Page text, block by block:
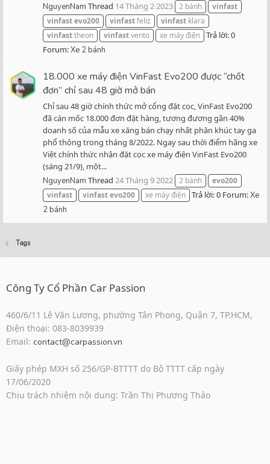
NguyenNam Thread 14 Tháng 2 2023 2 bánh
vinfast
vinfastevo200 vinfastfeliz vinfast klara
vinfasttheon vinfastvento xe máy điện Trả lời: 0
Forum:Xe 2 bánh
18.000 xe máy điện VinFast Evo200 được “chốt
đơn” chỉ sau 48 giờ mở bán
Chỉ sau 48 giờ chính thức mở cổng đặt cọc, VinFast Evo200
đã cán mốc 18.000 đơn đặt hàng, tương đương gần 40%
doanh số của mẫu xe xăng bán chạy nhất phân khúc tay ga
phổ thông trong tháng 8/2022. Ngay sau thời điểm hãng xe
Việt chính thức nhận đặt cọc xe máy điện VinFast Evo200
(sáng 21/9), một...
NguyenNam Thread 24 Tháng 9 2022 2 bánh
evo200
vinfast
vinfastevo200 xe máy điện Trả lời: 0 Forum:Xe
2 bánh
Tags
Công Ty Cổ Phần Car Passion
460/6/11 Lê Văn Lương, phường Tân Phong, Quận 7, TP.HCM,
Điện thoại: 083-8039939
Email: contact@carpassion.vn
Giấy phép MXH số 256/GP-BTTTT do Bộ TTTT cấp ngày
17/06/2020
Chịu trách nhiệm nội dung: Trần Thị Phương Thảo